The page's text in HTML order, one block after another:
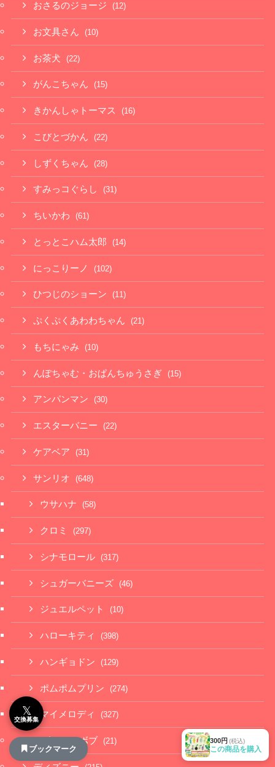
300円 (税込)
この商品を購入
おさるのジョージ (12)
お文具さん (10)
お茶犬 (22)
がんこちゃん (15)
きかんしゃトーマス (16)
こびとづかん (22)
しずくちゃん (28)
すみっコぐらし (31)
ちいかわ (61)
とっとこハム太郎 (14)
にっこりーノ (102)
ひつじのショーン (11)
ぷくぷくあわわちゃん (21)
もちにゃみ (10)
んぽちゃむ・おぱんちゅうさぎ (15)
アンパンマン (30)
エスターバニー (22)
ケアベア (31)
サンリオ (648)
ウサハナ (58)
クロミ (297)
シナモロール (317)
シュガーバニーズ (46)
ジュエルペット (10)
ハローキティ (398)
ハンギョドン (129)
ポムポムプリン (274)
マイメロディ (327)
スポンジ・ボブ (21)
𝕏
交換募集
ブックマーク